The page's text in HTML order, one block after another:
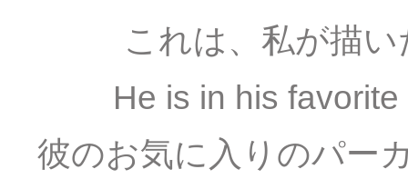
これは、私が描
He is in his
彼のお気に入りのパー